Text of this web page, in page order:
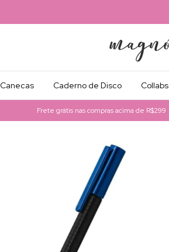
Canecas Caderno de Disco Collabs
Frete grátis nas compras acima de R$299